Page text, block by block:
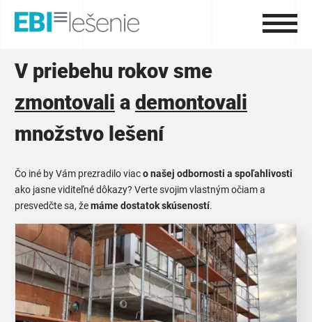
V priebehu rokov sme
zmontovali a demontovali
množstvo lešení
Čo iné by Vám prezradilo viaco našej odbornosti a spoľahlivosti
ako jasne viditeľné dôkazy? Verte svojim vlastným očiam a
presvedčte sa, žemáme dostatok skúseností.